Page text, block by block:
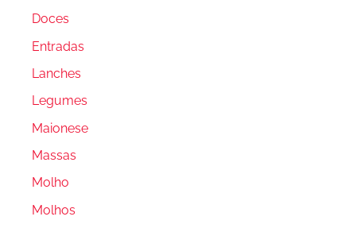
Doces
Entradas
Lanches
Legumes
Maionese
Massas
Molho
Molhos